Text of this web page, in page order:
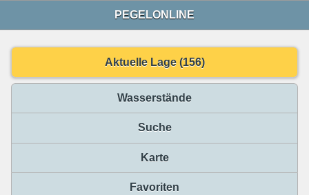
PEGELONLINE
Aktuelle Lage (156)
Wasserstände
Suche
Karte
Favoriten